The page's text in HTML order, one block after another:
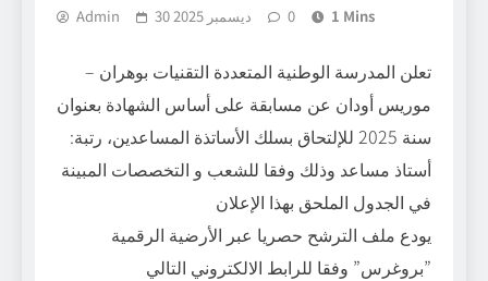
Admin 30 ديسمبر 2025 0 1 Mins
موريس أودان عن مسابقة على أساس الشهادة بعنوان
سنة 2025 للإلتحاق بسلك الأساتذة المساعدين، رتبة:
أستاذ مساعد وذلك وفقا للشعب و التخصصات المبينة
في الجدول الملحق بهذا الإعلان
يودع ملف الترشح حصريا عبر الأرضية الرقمية
”بروغرس” وفقا للرابط الالكتروني التالي